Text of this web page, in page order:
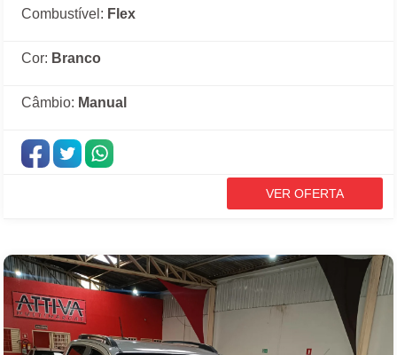
Combustível: Flex
Cor: Branco
Câmbio: Manual